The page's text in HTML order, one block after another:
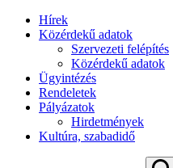
Hírek
Közérdekű adatok
Szervezeti felépítés
Közérdekű adatok
Ügyintézés
Rendeletek
Pályázatok
Hirdetmények
Kultúra, szabadidő